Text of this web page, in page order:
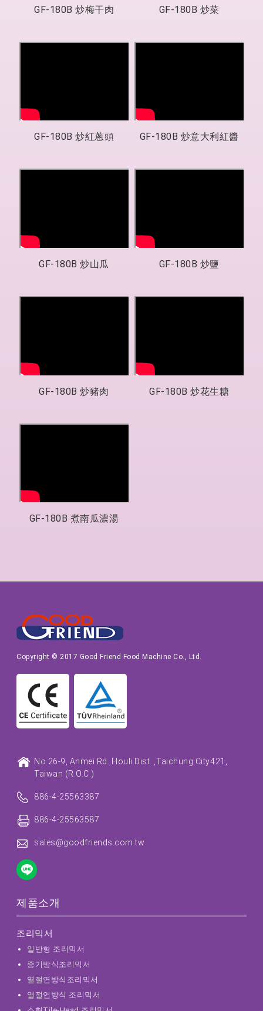
GF-180B 炒梅干肉 GF-180B 炒菜
GF-180B 炒紅蔥頭 GF-180B 炒意大利紅醬
GF-180B 炒山瓜 GF-180B 炒鹽
GF-180B 炒豬肉 GF-180B 炒花生糖
GF-180B 煮南瓜濃湯
Copyright © 2017 Good Friend Food Machine Co., Ltd.
No.26-9, Anmei Rd.,Houli Dist. ,Taichung City421,
Taiwan (R.O.C.)
886-4-25563387
886-4-25563587
sales@goodfriends.com.tw
제품소개
조리믹서
일반형 조리믹서
증기방식조리믹서
열절연방식조리믹서
열절연방식 조리믹서